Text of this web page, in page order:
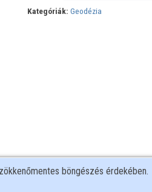
Kategóriák: Geodézia
böngészés érdekében.